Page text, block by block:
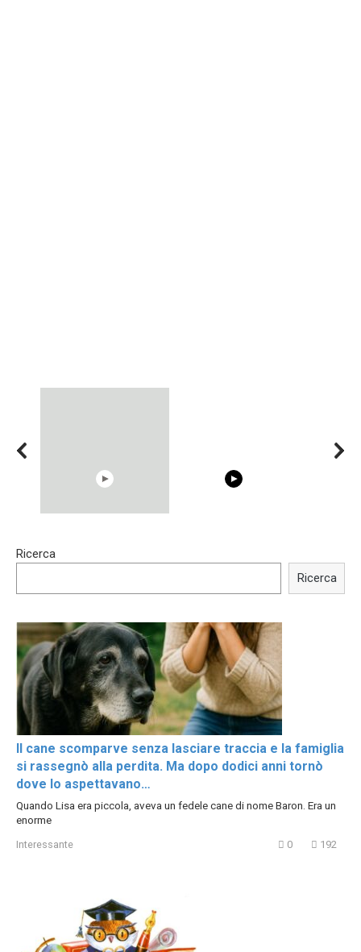
Shocking illusion - Pretty
Trying BOLLYWOOD
Ricerca
Ricerca
Il cane scomparve senza lasciare traccia e la famiglia
si rassegnò alla perdita. Ma dopo dodici anni tornò
dove lo aspettavano…
Quando Lisa era piccola, aveva un fedele cane di nome Baron. Era un
enorme
Interessante 0 192